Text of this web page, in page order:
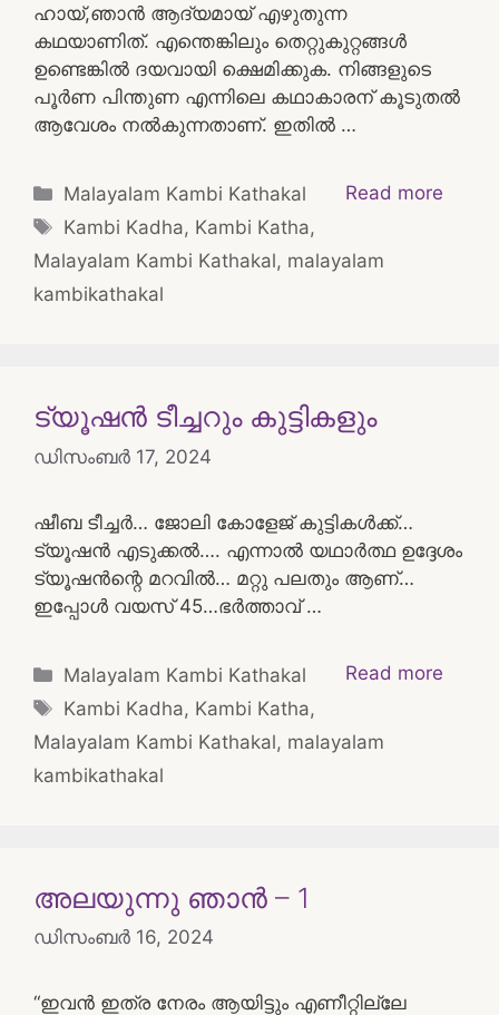
ഹായ്,ഞാൻ ആദ്യമായ് എഴുതുന്ന
കഥയാണിത്. എന്തെങ്കിലും തെറ്റുകുറ്റങ്ങൾ
ഉണ്ടെങ്കിൽ ദയവായി ക്ഷെമിക്കുക. നിങ്ങളുടെ
പൂർണ പിന്തുണ എന്നിലെ കഥാകാരന് കൂടുതൽ
ആവേശം നൽകുന്നതാണ്. ഇതിൽ …
Read more
Categories
Malayalam Kambi Kathakal
Tags
Kambi Kadha, Kambi Katha,
Malayalam Kambi Kathakal, malayalam
kambikathakal
ട്യൂഷൻ ടീച്ചറും കുട്ടികളും
ഡിസംബർ 17, 2024
ഷീബ ടീച്ചർ… ജോലി കോളേജ് കുട്ടികൾക്ക്…
ട്യൂഷൻ എടുക്കൽ…. എന്നാൽ യഥാർത്ഥ ഉദ്ദേശം
ട്യൂഷൻന്റെ മറവിൽ… മറ്റു പലതും ആണ്…
ഇപ്പോൾ വയസ് 45…ഭർത്താവ് …
Read more
Categories
Malayalam Kambi Kathakal
Tags
Kambi Kadha, Kambi Katha,
Malayalam Kambi Kathakal, malayalam
kambikathakal
അലയുന്നു ഞാൻ – 1
ഡിസംബർ 16, 2024
“ഇവൻ ഇത്ര നേരം ആയിട്ടും എണീറ്റില്ലേ